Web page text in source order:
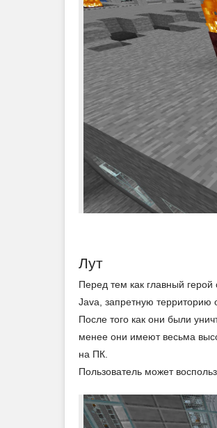
Лут
Перед тем как главный
Java, запретную территорию
После того как они были
менее они имеют весьма
на ПК.
Пользователь может